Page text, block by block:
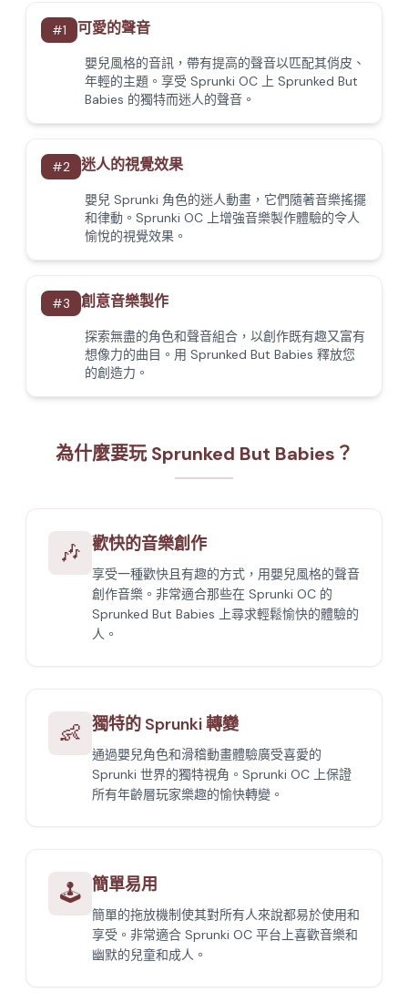
#1 可愛的聲音
嬰兒風格的音訊，帶有提高的聲音以匹配其俏皮、
年輕的主題。享受 Sprunki OC 上 Sprunked But
Babies 的獨特而迷人的聲音。
#2 迷人的視覺效果
嬰兒 Sprunki 角色的迷人動畫，它們隨著音樂搖擺
和律動。Sprunki OC 上增強音樂製作體驗的令人
愉悅的視覺效果。
#3 創意音樂製作
探索無盡的角色和聲音組合，以創作既有趣又富有
想像力的曲目。用 Sprunked But Babies 釋放您
的創造力。
為什麼要玩 Sprunked But Babies？
🎶 歡快的音樂創作
享受一種歡快且有趣的方式，用嬰兒風格的聲音
創作音樂。非常適合那些在 Sprunki OC 的
Sprunked But Babies 上尋求輕鬆愉快的體驗的
人。
👶 獨特的 Sprunki 轉變
通過嬰兒角色和滑稽動畫體驗廣受喜愛的
Sprunki 世界的獨特視角。Sprunki OC 上保證
所有年齡層玩家樂趣的愉快轉變。
🕹️ 簡單易用
簡單的拖放機制使其對所有人來說都易於使用和
享受。非常適合 Sprunki OC 平台上喜歡音樂和
幽默的兒童和成人。